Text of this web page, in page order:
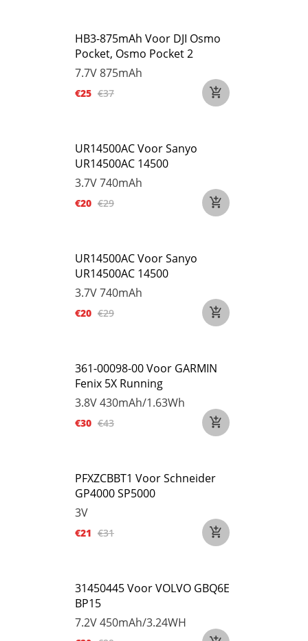
HB3-875mAh Voor DJI Osmo
Pocket, Osmo Pocket 2
7.7V875mAh
€25 €37
UR14500AC Voor Sanyo
UR14500AC 14500
3.7V740mAh
€20 €29
UR14500AC Voor Sanyo
UR14500AC 14500
3.7V740mAh
€20 €29
361-00098-00 Voor GARMIN
Fenix 5X Running
3.8V430mAh/1.63Wh
€30 €43
PFXZCBBT1 Voor Schneider
GP4000 SP5000
3V
€21 €31
31450445 Voor VOLVO GBQ6E
BP15
7.2V450mAh/3.24WH